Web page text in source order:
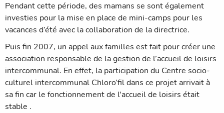
Pendant cette période, des mamans se sont également
investies pour la mise en place de mini-camps pour les
vacances d’été avec la collaboration de la directrice.
Puis fin 2007, un appel aux familles est fait pour créer une
association responsable de la gestion de l’accueil de loisirs
intercommunal. En effet, la participation du Centre socio-
culturel intercommunal Chloro’fil dans ce projet arrivait à
sa fin car le fonctionnement de l'accueil de loisirs était
stable .